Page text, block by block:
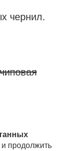
чернил.
и продолжить